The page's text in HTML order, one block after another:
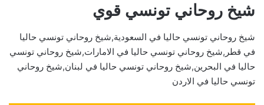
شيخ روحاني تونسي قوي
شيخ روحاني تونسي حاليا في السعودية,شيخ روحاني تونسي حاليا
في قطر,شيخ روحاني تونسي حاليا في الامارات,شيخ روحاني تونسي
حاليا في البحرين,شيخ روحاني تونسي حاليا في لبنان,شيخ روحاني
تونسي حاليا في الاردن